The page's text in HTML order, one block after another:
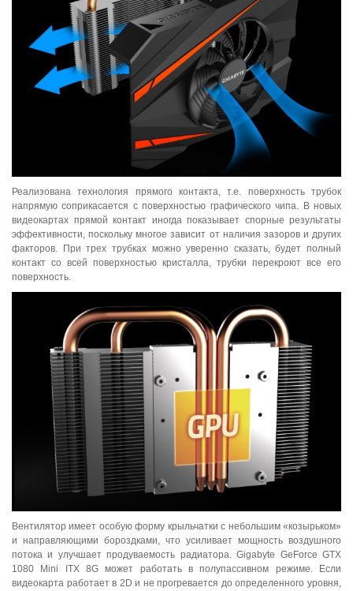
Реализована технология прямого контакта, т.е. поверхность трубок
напрямую соприкасается с поверхностью графического чипа. В новых
видеокартах прямой контакт иногда показывает спорные результаты
эффективности, поскольку многое зависит от наличия зазоров и других
факторов. При трех трубках можно уверенно сказать, будет полный
контакт со всей поверхностью кристалла, трубки перекроют все его
поверхность.
Вентилятор имеет особую форму крыльчатки с небольшим «козырьком»
и направляющими бороздками, что усиливает мощность воздушного
потока и улучшает продуваемость радиатора. Gigabyte GeForce GTX
1080 Mini ITX 8G может работать в полупассивном режиме. Если
видеокарта работает в 2D и не прогревается до определенного уровня,